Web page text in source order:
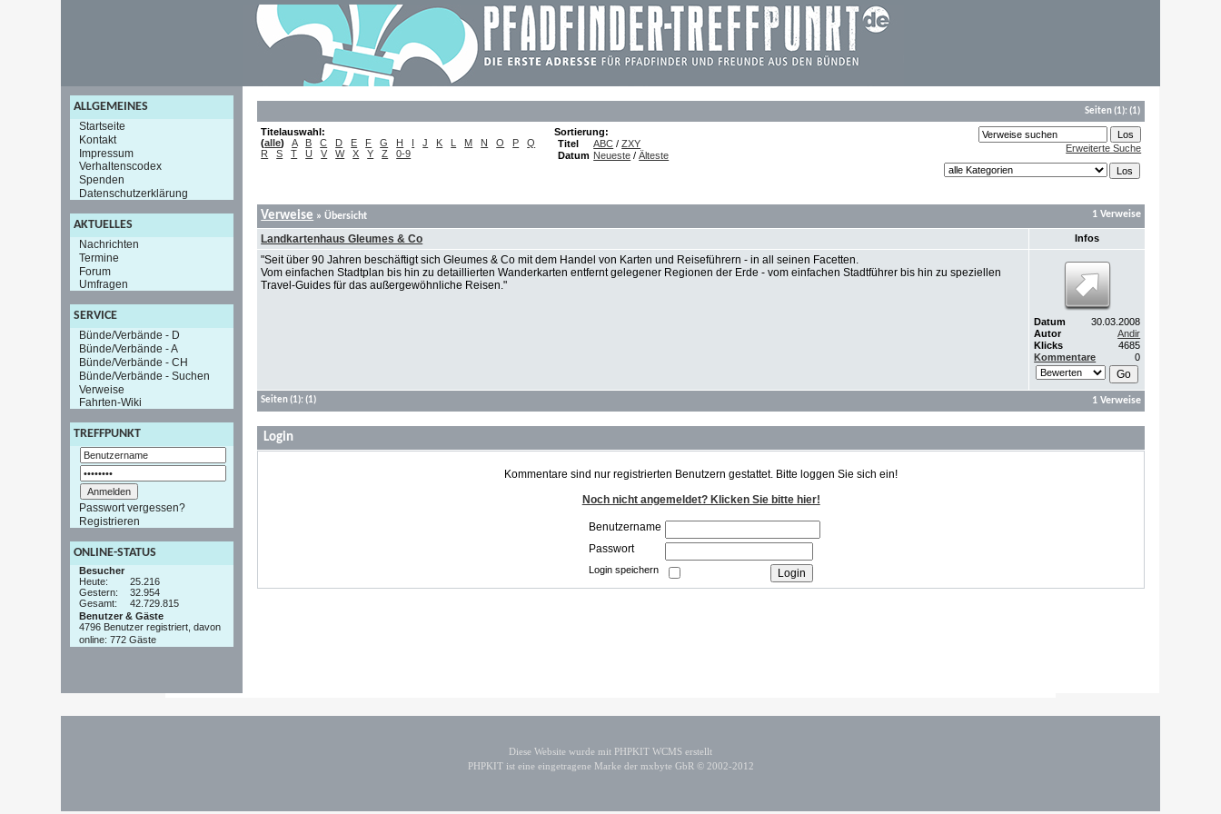
ALLGEMEINES
Startseite
Kontakt
Impressum
Verhaltenscodex
Spenden
Datenschutzerklärung
AKTUELLES
Nachrichten
Termine
Forum
Umfragen
SERVICE
Bünde/Verbände - D
Bünde/Verbände - A
Bünde/Verbände - CH
Bünde/Verbände - Suchen
Verweise
Fahrten-Wiki
TREFFPUNKT
Passwort vergessen?
Registrieren
ONLINE-STATUS
Besucher
Heute:
25.216
Gestern:
32.954
Gesamt:
42.729.815
Benutzer & Gäste
4796 Benutzer registriert, davon
online: 772 Gäste
Seiten(1):(1)
Titelauswahl:
(alle) A B C D E F G H I J K L M N O P
Q
R
S T U V W X Y Z 0-9
Sortierung:
Titel
ABC /ZXY
Datum Neueste /Älteste
Erweiterte Suche
Verweise » Übersicht 1 Verweise
Landkartenhaus Gleumes & Co Infos
"Seit über 90 Jahren beschäftigt sich Gleumes & Co mit dem Handel von Karten und Reiseführern - in all seinen Facetten.
Vom einfachen Stadtplan bis hin zu detaillierten Wanderkarten entfernt gelegener Regionen der Erde - vom einfachen Stadtführer bis hin zu speziellen
Travel-Guides für das außergewöhnliche Reisen."
Datum
30.03.2008
Autor
Andir
Klicks
4685
Kommentare
0
Seiten(1):(1) 1 Verweise
Login
Kommentare sind nur registrierten Benutzern gestattet. Bitte loggen Sie sich ein!
Noch nicht angemeldet? Klicken Sie bitte hier!
Benutzername
Passwort
Login speichern
Diese Website wurde mit PHPKIT WCMS erstellt
PHPKIT ist eine eingetragene Marke der mxbyte GbR © 2002-2012